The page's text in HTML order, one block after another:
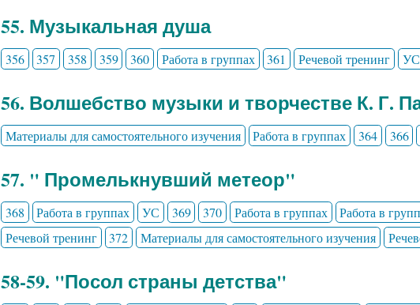
55. Музыкальная душа
356 357 358 359 360 Работа в группах 361 Речевой тренинг УС
56. Волшебство музыки и творчестве К. Г.
Материалы для самостоятельного изучения Работа в группах 364 366
57. " Промелькнувший метеор"
368 Работа в группах УС 369 370 Работа в группах Работа в
Речевой тренинг
372 Материалы для самостоятельного изучения
58-59. "Посол страны детства"